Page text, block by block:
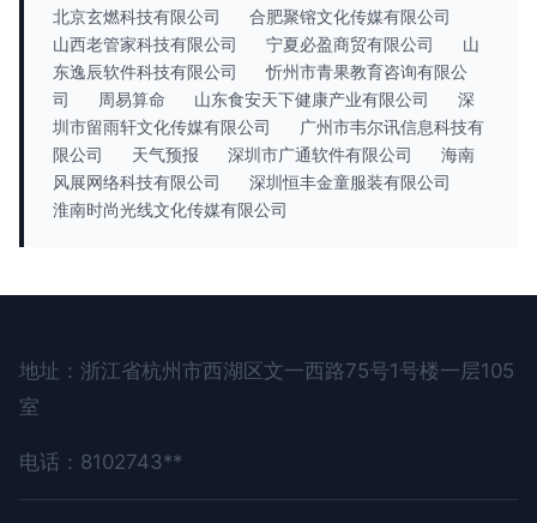
北京玄燃科技有限公司
合肥聚镕文化传媒有限公司
山西老管家科技有限公司
宁夏必盈商贸有限公司
山
东逸辰软件科技有限公司
忻州市青果教育咨询有限公
司
周易算命 山东食安天下健康产业有限公司
深
圳市留雨轩文化传媒有限公司
广州市韦尔讯信息科技有
限公司
天气预报 深圳市广通软件有限公司
海南
风展网络科技有限公司
深圳恒丰金童服装有限公司
淮南时尚光线文化传媒有限公司
地址：浙江省杭州市西湖区文一西路75号1号楼一层105
室
电话：8102743**